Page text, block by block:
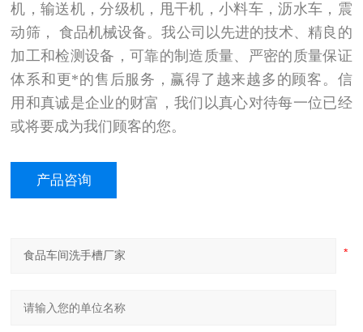
机，输送机，分级机，甩干机，小料车，沥水车，震
动筛，
食品机械设备。我公司以先进的技术、精良的
加工和检测设备，可靠的制造质量、严密的质量保证
体系和更*的售后服务，赢得了越来越多的顾客。信
用和真诚是企业的财富，我们以真心对待每一位已经
或将要成为我们顾客的您。
产品咨询